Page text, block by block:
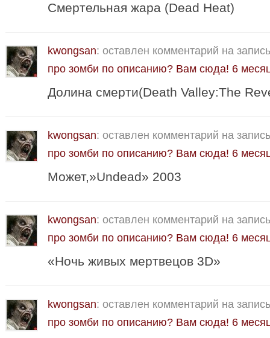
Смертельная жара (Dead Heat)
kwongsan: оставлен комментарий на
про зомби по описанию? Вам сюда! 6
Долина смерти(Death Valley:The
kwongsan: оставлен комментарий на
про зомби по описанию? Вам сюда! 6
Может,»Undead» 2003
kwongsan: оставлен комментарий на
про зомби по описанию? Вам сюда! 6
«Ночь живых мертвецов 3D»
kwongsan: оставлен комментарий на
про зомби по описанию? Вам сюда! 6